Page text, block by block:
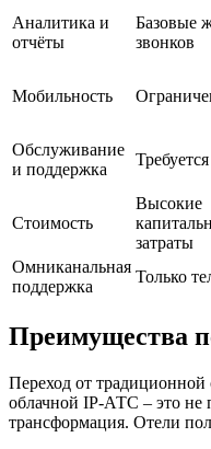
Аналитика и
отчёты
Базовые
звонков
Мобильность
Обслуживание
и поддержка
Стоимость
Высокие
затраты
Омниканальная
поддержка
Только
Преимущества
Переход от
облачной IP-АТС – это не
трансформация. Отели